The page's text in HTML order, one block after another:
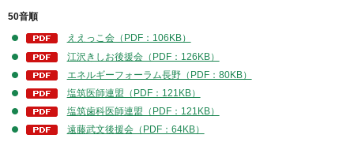
50音順
ええっこ会（PDF：106KB）
江沢きしお後援会（PDF：126KB）
エネルギーフォーラム長野（PDF：80KB）
塩筑医師連盟（PDF：121KB）
塩筑歯科医師連盟（PDF：121KB）
遠藤武文後援会（PDF：64KB）